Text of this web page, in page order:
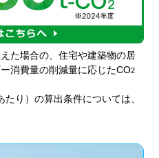
た場合の、住宅や建築物の居
消費量の削減量に応じたCO2
たり）の算出条件については、